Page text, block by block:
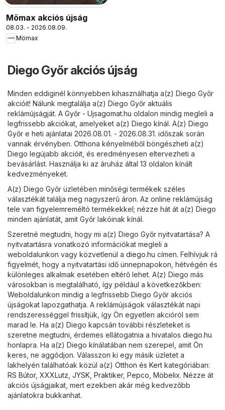
Mömax akciós újság
08.03. - 2026.08.09.
Mömax
Diego Győr akciós újság
Minden eddiginél könnyebben kihasználhatja a(z) Diego Győr
akcióit! Nálunk megtalálja a(z) Diego Győr aktuális
reklámújságját. A Győr - Ujsagomat.hu oldalon mindig megleli a
legfrissebb akciókat, amelyeket a(z) Diego kínál. A(z) Diego
Győr e heti ajánlatai 2026.08.01. - 2026.08.31. időszak során
vannak érvényben. Otthona kényelméből böngészheti a(z)
Diego legújabb akcióit, és eredményesen eltervezheti a
bevásárlást. Használja ki az áruház által 13 oldalon kínált
kedvezményeket.
A(z) Diego Győr üzletében minőségi termékek széles
választékát találja meg nagyszerű áron. Az online reklámújság
tele van figyelemreméltó termékekkel; nézze hát át a(z) Diego
minden ajánlatát, amit Győr lakóinak kínál.
Szeretné megtudni, hogy mi a(z) Diego Győr nyitvatartása? A
nyitvatartásra vonatkozó információkat megleli a
weboldalunkon vagy közvetlenül a diego.hu címen. Felhívjuk rá
figyelmét, hogy a nyitvatartási idő ünnepnapokon, hétvégén és
különleges alkalmak esetében eltérő lehet. A(z) Diego más
városokban is megtalálható, így például a következőkben:
Weboldalunkon mindig a legfrissebb Diego Győr akciós
újságokat lapozgathatja. A reklámújságok választékát napi
rendszerességgel frissítjük, így Ön egyetlen akcióról sem
marad le. Ha a(z) Diego kapcsán további részleteket is
szeretne megtudni, érdemes ellátogatnia a hivatalos diego.hu
honlapra. Ha a(z) Diego kínálatában nem szerepel, amit Ön
keres, ne aggódjon. Válasszon ki egy másik üzletet a
lakhelyén találhatóak közül a(z) Otthon és Kert kategóriában:
RS Bútor, XXXLutz JYSK Praktiker, Pepco Möbelix. Nézze át
akciós újságjaikat, mert ezekben akár még kedvezőbb
ajánlatokra bukkanhat.